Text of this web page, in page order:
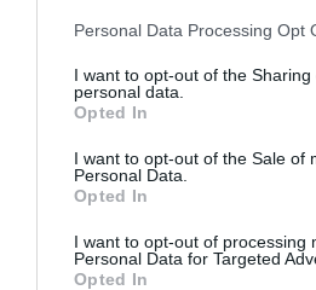
Personal Data Processing Opt
I want to opt-out of the Sharing
personal data.
Opted In
I want to opt-out of the Sale of
Personal Data.
Opted In
I want to opt-out of processing
Personal Data for Targeted
Opted In